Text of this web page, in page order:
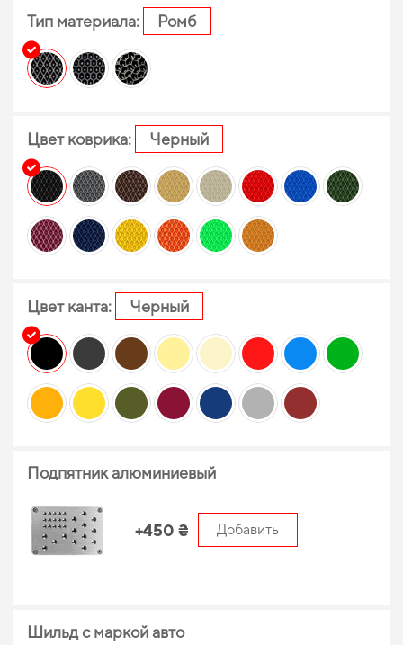
Тип материала: Ромб
Цвет коврика: Черный
Цвет канта: Черный
Подпятник алюминиевый
+450 ₴ Добавить
Шильд с маркой авто